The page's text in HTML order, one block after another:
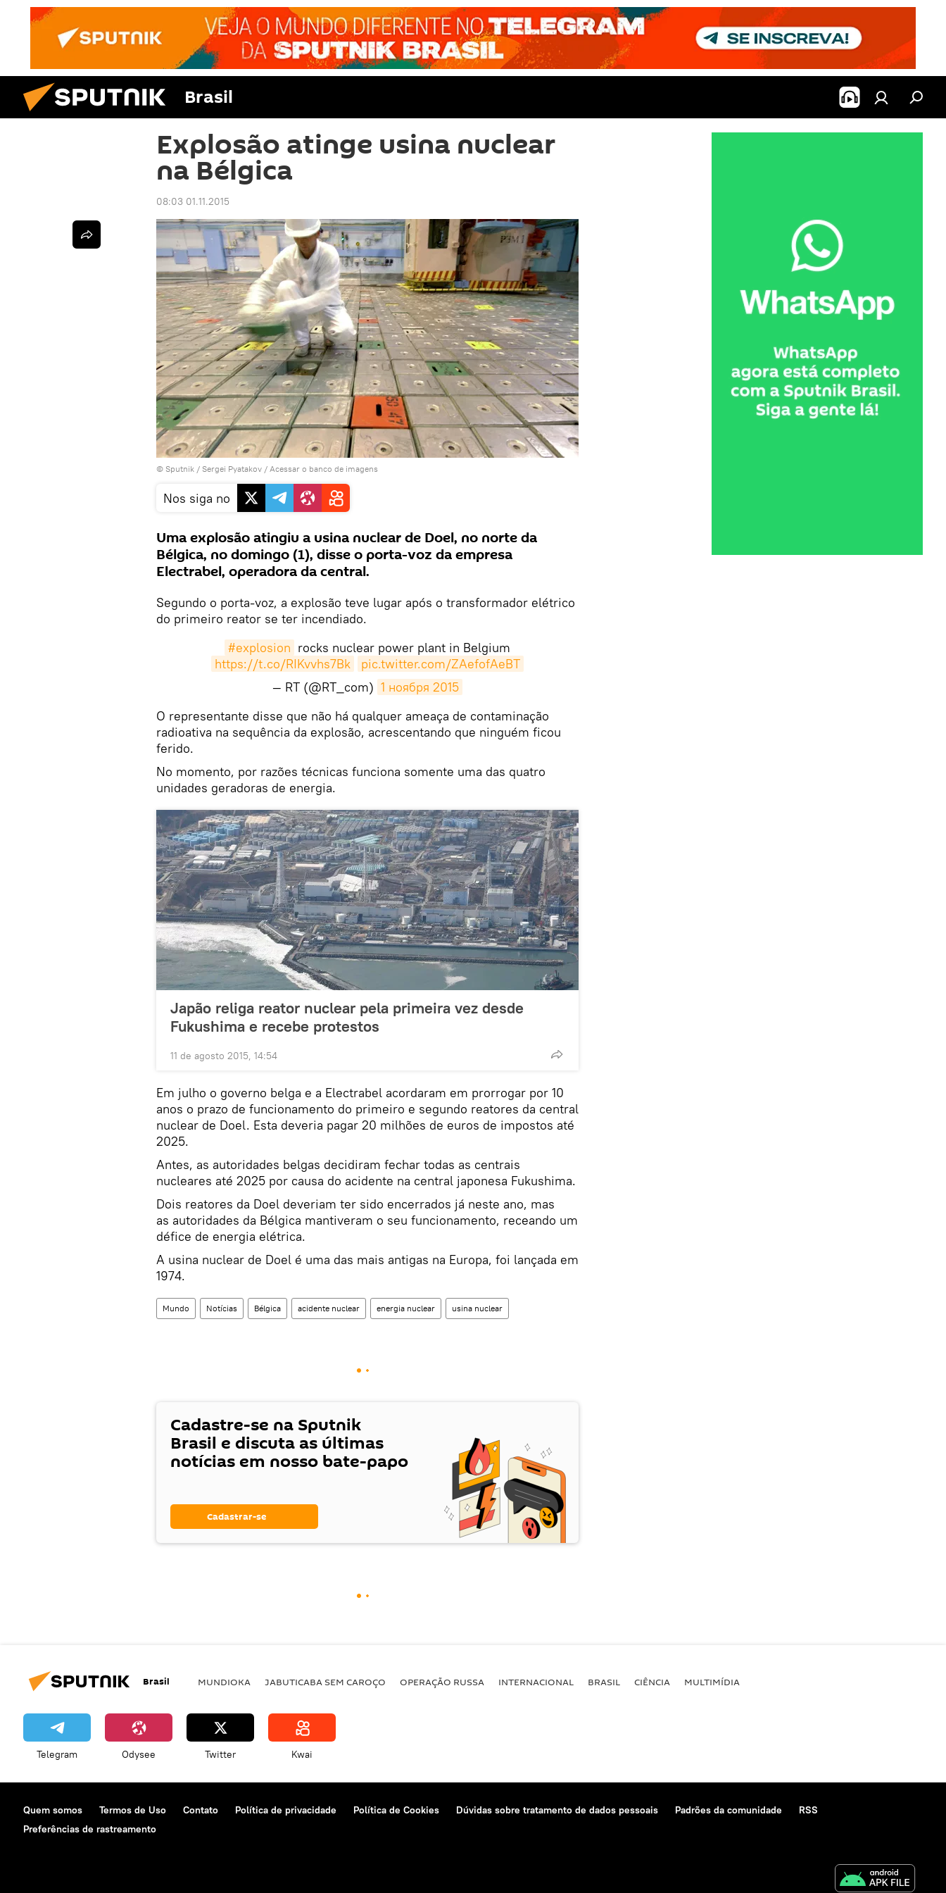
Brasil
Explosão atinge usina nuclear
na Bélgica
08:03 01.11.2015
© Sputnik / Sergei Pyatakov / Acessar o banco de imagens
Nos siga no
Uma explosão atingiu a usina nuclear de Doel, no norte da
Bélgica, no domingo (1), disse o porta-voz da empresa
Electrabel, operadora da central.
Segundo o porta-voz, a explosão teve lugar após o transformador elétrico
do primeiro reator se ter incendiado.
#explosion rocks nuclear power plant in Belgium
https://t.co/RIKvvhs7Bk
pic.twitter.com/ZAefofAeBT
— RT (@RT_com) 1 ноября 2015
O representante disse que não há qualquer ameaça de contaminação
radioativa na sequência da explosão, acrescentando que ninguém ficou
ferido.
No momento, por razões técnicas funciona somente uma das quatro
unidades geradoras de energia.
Japão religa reator nuclear pela primeira vez desde
Fukushima e recebe protestos
11 de agosto 2015, 14:54
Em julho o governo belga e a Electrabel acordaram em prorrogar por 10
anos o prazo de funcionamento do primeiro e segundo reatores da central
nuclear de Doel. Esta deveria pagar 20 milhões de euros de impostos até
2025.
Antes, as autoridades belgas decidiram fechar todas as centrais
nucleares até 2025 por causa do acidente na central japonesa Fukushima.
Dois reatores da Doel deveriam ter sido encerrados já neste ano, mas
as autoridades da Bélgica mantiveram o seu funcionamento, receando um
défice de energia elétrica.
A usina nuclear de Doel é uma das mais antigas na Europa, foi lançada em
1974.
Mundo Notícias Bélgica acidente nuclear energia nuclear usina nuclear
Cadastre-se na Sputnik
Brasil e discuta as últimas
notícias em nosso bate-papo
Cadastrar-se
Brasil MUNDIOKA JABUTICABA SEM CAROÇO OPERAÇÃO RUSSA INTERNACIONAL BRASIL CIÊNCIA MULTIMÍDIA
Telegram Odysee Twitter Kwai
Quem somos Termos de Uso Contato Política de privacidade Política de Cookies Dúvidas sobre tratamento de dados pessoais Padrões da comunidade
RSS
Preferências de rastreamento